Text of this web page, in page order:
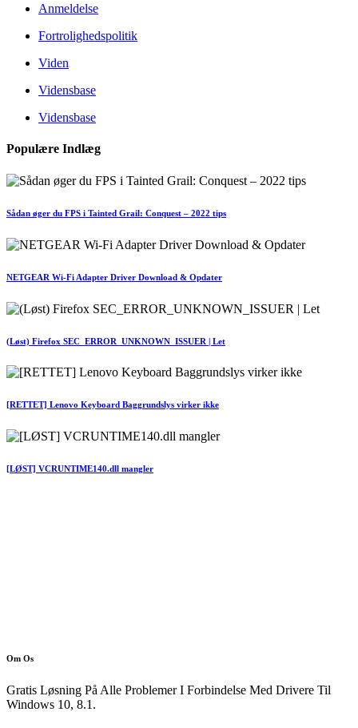
Anmeldelse
Fortrolighedspolitik
Viden
Vidensbase
Vidensbase
Populære Indlæg
Sådan øger du FPS i Tainted Grail: Conquest – 2022 tips
NETGEAR Wi-Fi Adapter Driver Download & Opdater
(Løst) Firefox SEC_ERROR_UNKNOWN_ISSUER | Let
[RETTET] Lenovo Keyboard Baggrundslys virker ikke
[LØST] VCRUNTIME140.dll mangler
Om Os
Gratis Løsning På Alle Problemer I Forbindelse Med Drivere Til
Windows 10, 8.1.